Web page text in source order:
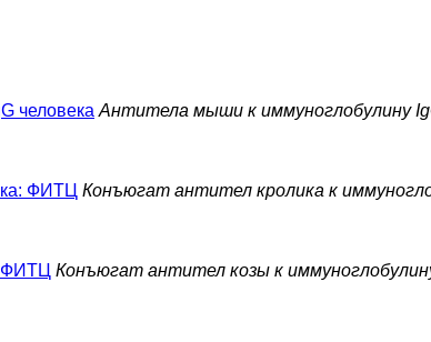
человека Антитела мыши к иммуноглобулину
ФИТЦ Конъюгат антител кролика к
ФИТЦ Конъюгат антител козы к